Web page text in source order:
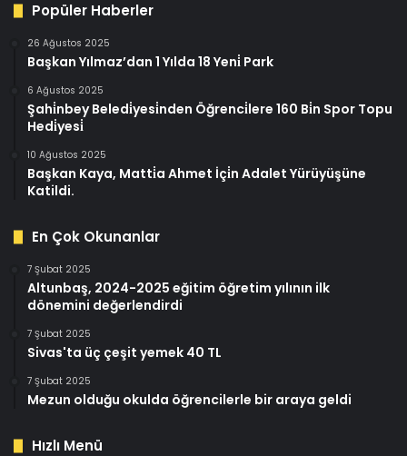
Popüler Haberler
26 Ağustos 2025
Başkan Yılmaz’dan 1 Yılda 18 Yeni̇ Park
6 Ağustos 2025
Şahi̇nbey Beledi̇yesi̇nden Öğrenci̇lere 160 Bi̇n Spor Topu
Hedi̇yesi̇
10 Ağustos 2025
Başkan Kaya, Matti̇a Ahmet İçi̇n Adalet Yürüyüşüne
Katildi.
En Çok Okunanlar
7 Şubat 2025
Altunbaş, 2024-2025 eğitim öğretim yılının ilk
dönemini değerlendirdi
7 Şubat 2025
Sivas'ta üç çeşit yemek 40 TL
7 Şubat 2025
Mezun olduğu okulda öğrencilerle bir araya geldi
Hızlı Menü